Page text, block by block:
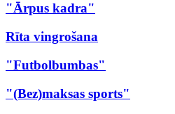
"Ārpus kadra"
Rīta vingrošana
"Futbolbumbas"
"(Bez)maksas sports"